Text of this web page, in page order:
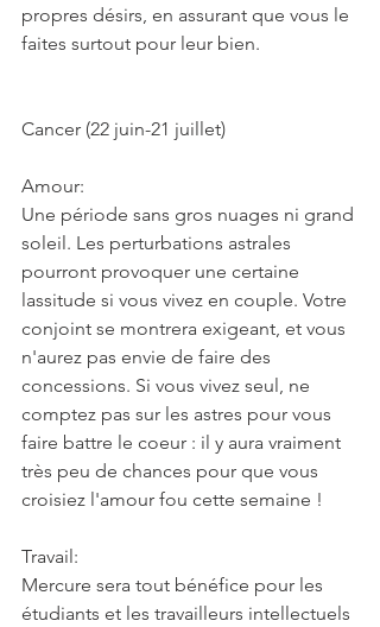
propres désirs, en assurant que vous le
faites surtout pour leur bien.
Cancer (22 juin-21 juillet)
Amour:
Une période sans gros nuages ni grand
soleil. Les perturbations astrales
pourront provoquer une certaine
lassitude si vous vivez en couple. Votre
conjoint se montrera exigeant, et vous
n'aurez pas envie de faire des
concessions. Si vous vivez seul, ne
comptez pas sur les astres pour vous
faire battre le coeur : il y aura vraiment
très peu de chances pour que vous
croisiez l'amour fou cette semaine !
Travail:
Mercure sera tout bénéfice pour les
étudiants et les travailleurs intellectuels